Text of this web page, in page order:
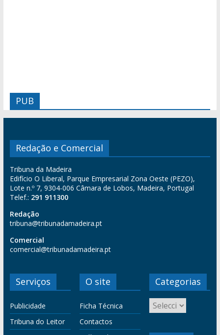
PUB
Redação e Comercial
Tribuna da Madeira
Edifício O Liberal, Parque Empresarial Zona Oeste (PEZO),
Lote n.º 7, 9304-006 Câmara de Lobos, Madeira, Portugal
Telef.: 291 911300
Redação
tribuna@tribunadamadeira.pt
Comercial
comercial@tribunadamadeira.pt
Serviços
Publicidade
Tribuna do Leitor
O site
Ficha Técnica
Contactos
Categorias